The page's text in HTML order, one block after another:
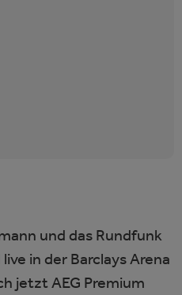
und das Rundfunk
in der Barclays Arena
jetzt AEG Premium